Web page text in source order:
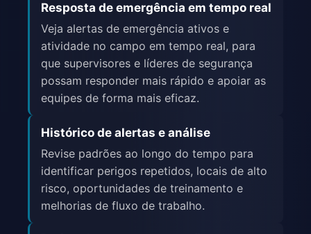
Resposta de emergência em tempo real
Veja alertas de emergência ativos e
atividade no campo em tempo real, para
que supervisores e líderes de segurança
possam responder mais rápido e apoiar as
equipes de forma mais eficaz.
Histórico de alertas e análise
Revise padrões ao longo do tempo para
identificar perigos repetidos, locais de alto
risco, oportunidades de treinamento e
melhorias de fluxo de trabalho.